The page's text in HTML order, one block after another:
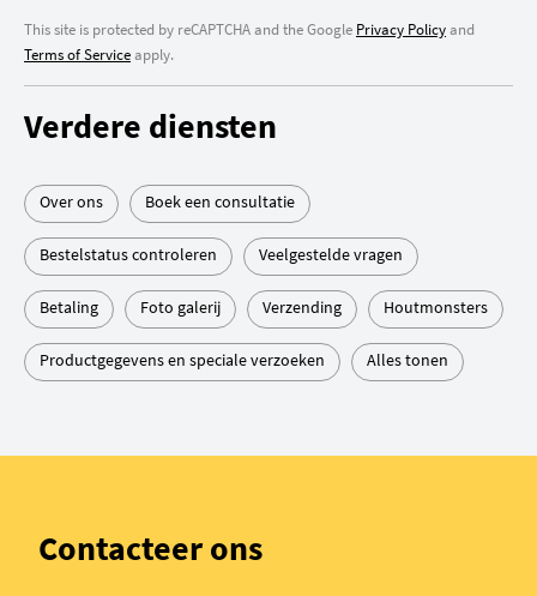
This site is protected by reCAPTCHA and the Google Privacy Policyand
Terms of Serviceapply.
Verdere diensten
Over ons Boek een consultatie
Bestelstatus controleren Veelgestelde vragen
Betaling Foto galerij Verzending Houtmonsters
Productgegevens en speciale verzoeken Alles tonen
Contacteer ons